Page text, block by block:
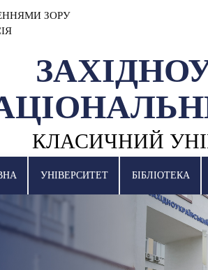
ЗОРУ
КЛАСИЧНИЙ
УНІВЕРСИТЕТ БІБЛІОТЕКА